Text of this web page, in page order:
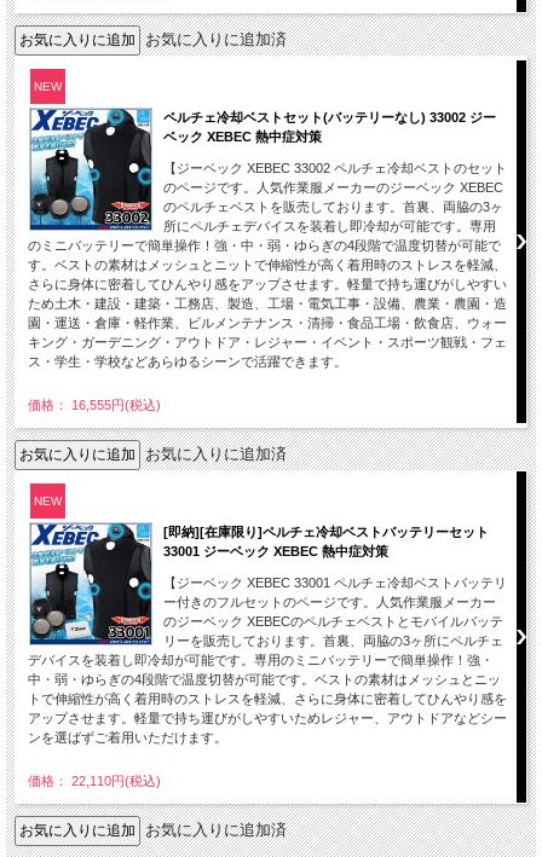
お気に入りに追加済
NEW
ペルチェ冷却ベストセット(バッテリーなし) 33002 ジー
ベック XEBEC 熱中症対策
【ジーベック XEBEC 33002 ペルチェ冷却ベストのセット
のページです。人気作業服メーカーのジーベック XEBEC
のペルチェベストを販売しております。首裏、両脇の3ヶ
所にペルチェデバイスを装着し即冷却が可能です。専用
のミニバッテリーで簡単操作！強・中・弱・ゆらぎの4段階で温度切替が可能で
す。ベストの素材はメッシュとニットで伸縮性が高く着用時のストレスを軽減、
さらに身体に密着してひんやり感をアップさせます。軽量で持ち運びがしやすい
ため土木・建設・建築・工務店、製造、工場・電気工事・設備、農業・農園・造
園・運送・倉庫・軽作業、ビルメンテナンス・清掃・食品工場・飲食店、ウォー
キング・ガーデニング・アウトドア・レジャー・イベント・スポーツ観戦・フェ
ス・学生・学校などあらゆるシーンで活躍できます。
価格： 16,555円(税込)
お気に入りに追加済
NEW
[即納][在庫限り]ペルチェ冷却ベストバッテリーセット
33001 ジーベック XEBEC 熱中症対策
【ジーベック XEBEC 33001 ペルチェ冷却ベストバッテリ
ー付きのフルセットのページです。人気作業服メーカー
のジーベック XEBECのペルチェベストとモバイルバッテ
リーを販売しております。首裏、両脇の3ヶ所にペルチェ
デバイスを装着し即冷却が可能です。専用のミニバッテリーで簡単操作！強・
中・弱・ゆらぎの4段階で温度切替が可能です。ベストの素材はメッシュとニッ
トで伸縮性が高く着用時のストレスを軽減、さらに身体に密着してひんやり感を
アップさせます。軽量で持ち運びがしやすいためレジャー、アウトドアなどシー
ンを選ばずご着用いただけます。
価格： 22,110円(税込)
お気に入りに追加済